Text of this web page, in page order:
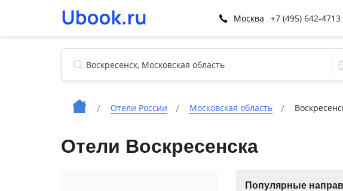
Москва +7 (495) 642-4713
Отели России Московская область
Отели Воскресенска
Популярные